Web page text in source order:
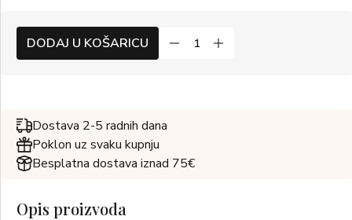
DODAJ U KOŠARICU
Dostava 2-5 radnih dana
Poklon uz svaku kupnju
Besplatna dostava iznad 75€
Opis proizvoda